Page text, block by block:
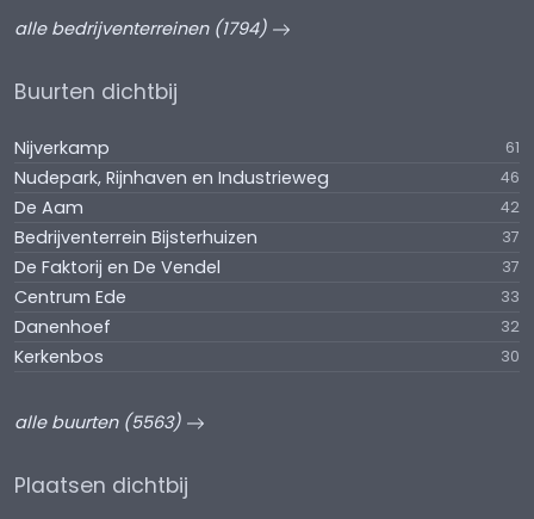
alle bedrijventerreinen (1794)
Buurten dichtbij
Nijverkamp 61
Nudepark, Rijnhaven en Industrieweg 46
De Aam 42
Bedrijventerrein Bijsterhuizen 37
De Faktorij en De Vendel 37
Centrum Ede 33
Danenhoef 32
Kerkenbos 30
alle buurten (5563)
Plaatsen dichtbij